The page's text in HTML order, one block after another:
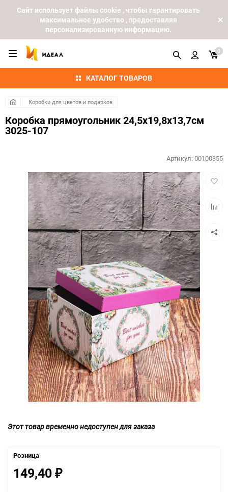
Cайт использует файлы cookie , чтобы гарантировать
максимальное удобство , предоставляя
персонализированную информацию.
КАТАЛОГ ТОВАРОВ
0
Коробки для цветов и подарков
Коробка прямоугольник 24,5х19,8х13,7см
3025-107
Артикул:00100355
Этот товар временно недоступен для заказа
Розница
149,40 ₽